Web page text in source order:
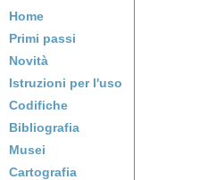
Home
Primi passi
Novità
Istruzioni per l'uso
Codifiche
Bibliografia
Musei
Cartografia